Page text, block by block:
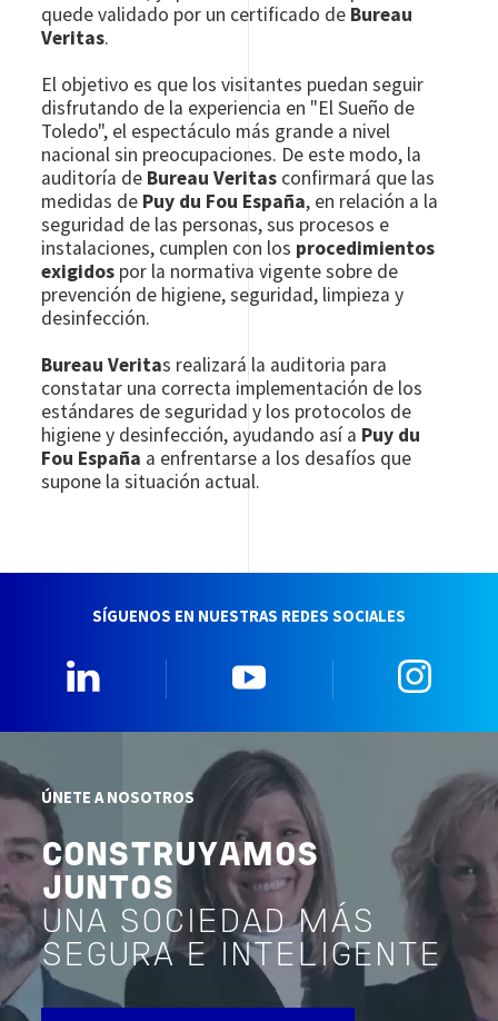
quede validado por un certificado de Bureau
Veritas.
El objetivo es que los visitantes puedan seguir
disfrutando de la experiencia en "El Sueño de
Toledo", el espectáculo más grande a nivel
nacional sin preocupaciones. De este modo, la
auditoría de Bureau Veritas confirmará que las
medidas de Puy du Fou España, en relación a la
seguridad de las personas, sus procesos e
instalaciones, cumplen con los procedimientos
exigidos por la normativa vigente sobre de
prevención de higiene, seguridad, limpieza y
desinfección.
Bureau Veritas realizará la auditoria para
constatar una correcta implementación de los
estándares de seguridad y los protocolos de
higiene y desinfección, ayudando así a Puy du
Fou España a enfrentarse a los desafíos que
supone la situación actual.
SÍGUENOS EN NUESTRAS REDES SOCIALES
ÚNETE A NOSOTROS
CONSTRUYAMOS
JUNTOS
UNA SOCIEDAD MÁS
SEGURA E INTELIGENTE